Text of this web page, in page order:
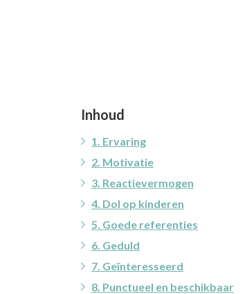
Inhoud
1. Ervaring
2. Motivatie
3. Reactievermogen
4. Dol op kinderen
5. Goede referenties
6. Geduld
7. Geïnteresseerd
8. Punctueel en beschikbaar